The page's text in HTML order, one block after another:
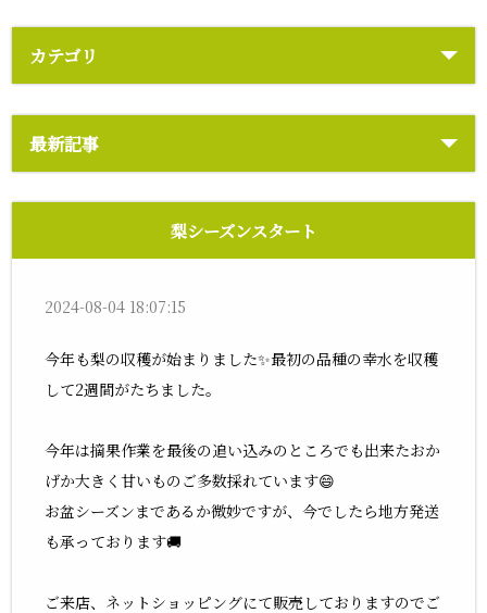
カテゴリ
最新記事
梨シーズンスタート
2024-08-04 18:07:15
今年も梨の収穫が始まりました✨最初の品種の幸水を収穫
して2週間がたちました。
今年は摘果作業を最後の追い込みのところでも出来たおか
げか大きく甘いものご多数採れています😄
お盆シーズンまであるか微妙ですが、今でしたら地方発送
も承っております🚚
ご来店、ネットショッピングにて販売しておりますのでご